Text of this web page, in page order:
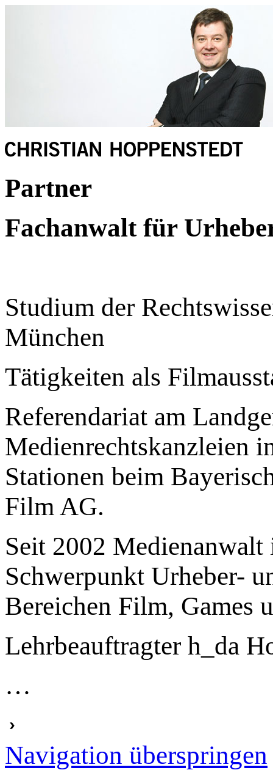
Partner
Fachanwalt für
Studium der
München
Tätigkeiten als
Referendariat am
Medienrechtskanzleien
Stationen beim
Film AG.
Seit 2002
Schwerpunkt Urheber-
Bereichen Film, Games
Lehrbeauftragter h_da
…
Navigation überspringen